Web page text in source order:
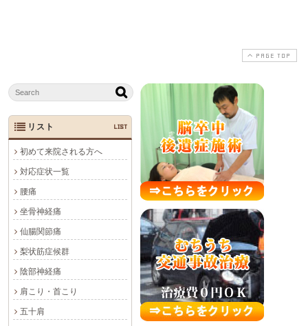
PAGE TOP
リスト LIST
初めて来院される方へ
対応症状一覧
腰痛
坐骨神経痛
仙腸関節痛
梨状筋症候群
陰部神経痛
肩こり・首こり
五十肩